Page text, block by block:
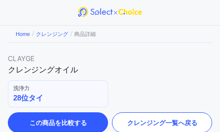
Home / クレンジング / 商品詳細
CLAYGE
クレンジングオイル
洗浄力
28位タイ
この商品を比較する クレンジング一覧へ戻る